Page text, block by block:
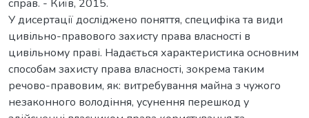
справ. - Київ, 2015.
У дисертації досліджено поняття, специфіка та види
цивільно-правового захисту права власності в
цивільному праві. Надається характеристика основним
способам захисту права власності, зокрема таким
речово-правовим, як: витребування майна з чужого
незаконного володіння, усунення перешкод у